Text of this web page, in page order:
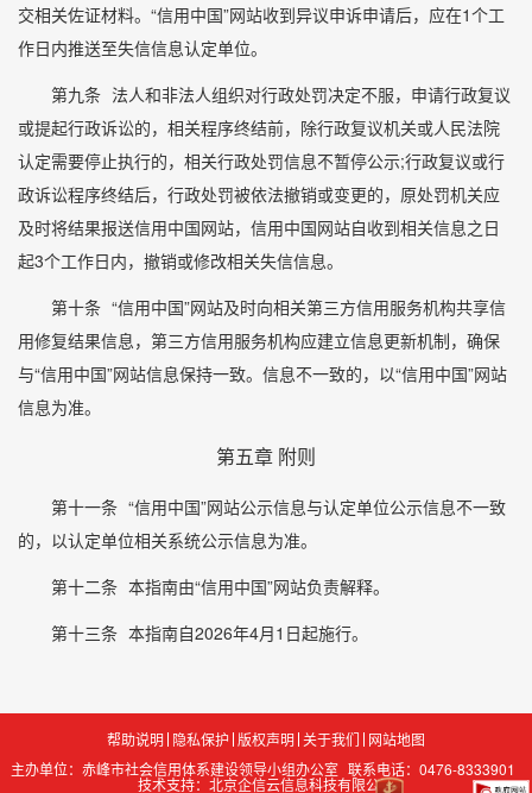
交相关佐证材料。“信用中国”网站收到异议申诉申请后，应在1个工
作日内推送至失信信息认定单位。
第九条 法人和非法人组织对行政处罚决定不服，申请行政复议
或提起行政诉讼的，相关程序终结前，除行政复议机关或人民法院
认定需要停止执行的，相关行政处罚信息不暂停公示;行政复议或行
政诉讼程序终结后，行政处罚被依法撤销或变更的，原处罚机关应
及时将结果报送信用中国网站，信用中国网站自收到相关信息之日
起3个工作日内，撤销或修改相关失信信息。
第十条 “信用中国”网站及时向相关第三方信用服务机构共享信
用修复结果信息，第三方信用服务机构应建立信息更新机制，确保
与“信用中国”网站信息保持一致。信息不一致的，以“信用中国”网站
信息为准。
第五章 附则
第十一条 “信用中国”网站公示信息与认定单位公示信息不一致
的，以认定单位相关系统公示信息为准。
第十二条 本指南由“信用中国”网站负责解释。
第十三条 本指南自2026年4月1日起施行。
帮助说明 隐私保护 版权声明 关于我们 网站地图
主办单位：赤峰市社会信用体系建设领导小组办公室 联系电话：0476-8333901
技术支持：北京企信云信息科技有限公司